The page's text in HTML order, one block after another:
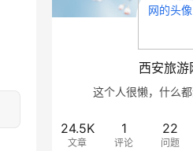
西安旅游
这个人很懒，什么
24.5K
文章
1
评论
22
问题